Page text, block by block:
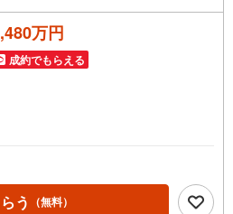
万円
成約でもらえる
う （無料）